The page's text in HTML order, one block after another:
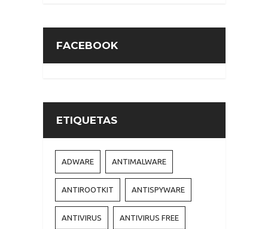
FACEBOOK
ETIQUETAS
ADWARE ANTIMALWARE
ANTIROOTKIT ANTISPYWARE
ANTIVIRUS ANTIVIRUS FREE